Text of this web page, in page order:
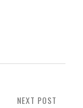
NEXT POST